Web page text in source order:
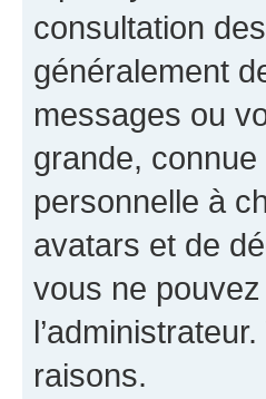
consultation
généralement
messages ou
grande,
personnelle à
avatars et de
vous ne pouvez
raisons.